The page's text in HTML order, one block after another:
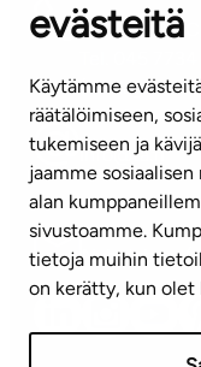
evästeitä
Käytämme
räätälöimiseen,
tukemiseen ja
jaamme
alan
sivustoamme.
tietoja muihin
on kerätty, kun olet
KUNDSERVICE
(vardagar kl.
info@ta.fi
Nyhetsbrev